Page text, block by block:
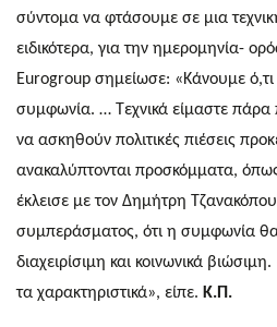
σύντομα να φτάσουμε σε μια
ειδικότερα, για την ημερομηνία-
Eurogroup σημείωσε: «Κάνουμε ό,τι
συμφωνία. … Τεχνικά είμαστε
να ασκηθούν πολιτικές πιέσεις
ανακαλύπτονται προσκόμματα,
έκλεισε με τον Δημήτρη
συμπεράσματος, ότι η συμφωνία θα
διαχειρίσιμη και κοινωνικά
τα χαρακτηριστικά», είπε. Κ.Π.